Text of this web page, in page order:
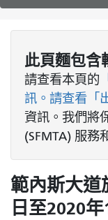
此頁麵包含
請查看本頁的
訊。請查看
資訊。我們將
(SFMTA) 服務
範內斯大道
日至2020